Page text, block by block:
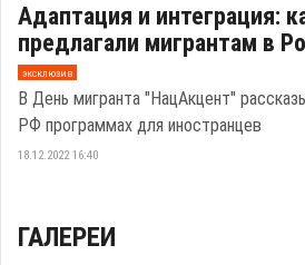
Адаптация и интеграция:
предлагали мигрантам в
эксклюзив
В День мигранта "НацАкцент"
РФ программах для иностранцев
18.12.2022 16:40
ГАЛЕРЕИ